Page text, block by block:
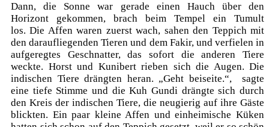
Dann, die Sonne war gerade einen Hauch über den
Horizont gekommen, brach beim Tempel ein Tumult
los. Die Affen waren zuerst wach, sahen den Teppich mit
den daraufliegenden Tieren und dem Fakir, und verfielen in
aufgeregtes Geschnatter, das sofort die anderen Tiere
weckte. Horst und Kunibert rieben sich die Augen. Die
indischen Tiere drängten heran. „Geht beiseite.“, sagte
eine tiefe Stimme und die Kuh Gundi drängte sich durch
den Kreis der indischen Tiere, die neugierig auf ihre Gäste
blickten. Ein paar kleine Affen und einheimische Küken